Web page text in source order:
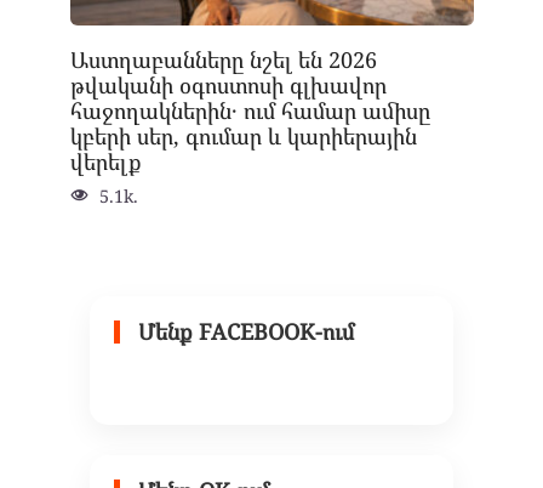
Աստղաբանները նշել են 2026
թվականի օգոստոսի գլխավոր
հաջողակներին․ ում համար ամիսը
կբերի սեր, գումար և կարիերային
վերելք
5.1k.
Մենք FACEBOOK-ում